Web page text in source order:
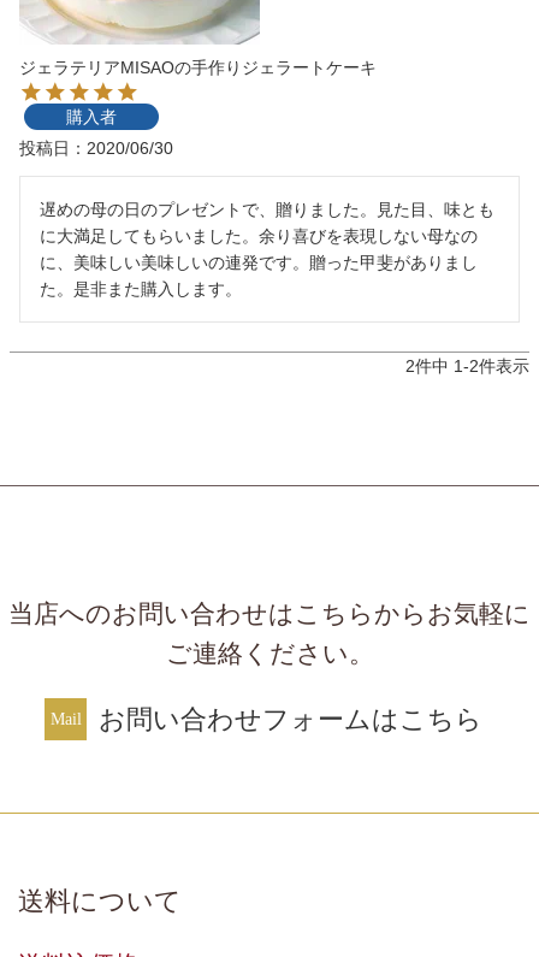
ジェラテリアMISAOの手作りジェラートケーキ
購入者
投稿日
2020/06/30
遅めの母の日のプレゼントで、贈りました。見た目、味とも
に大満足してもらいました。余り喜びを表現しない母なの
に、美味しい美味しいの連発です。贈った甲斐がありまし
た。是非また購入します。
2件中 1-2件表示
当店へのお問い合わせはこちらからお気軽に
ご連絡ください。
お問い合わせフォームはこちら
送料について